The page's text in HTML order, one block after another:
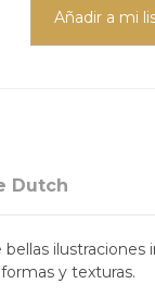
Añadir a mi
Dutch
bellas ilustraciones
y texturas.